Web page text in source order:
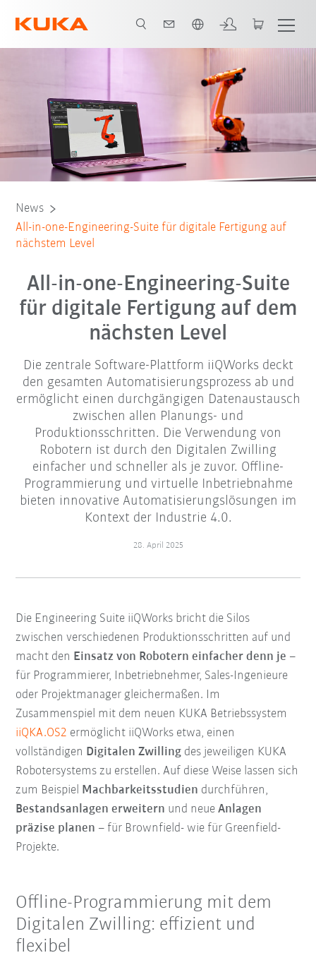
News
All-in-one-Engineering-Suite für digitale Fertigung auf
nächstem Level
All-in-one-Engineering-Suite
für digitale Fertigung auf dem
nächsten Level
Die zentrale Software-Plattform iiQWorks deckt
den gesamten Automatisierungsprozess ab und
ermöglicht einen durchgängigen Datenaustausch
zwischen allen Planungs- und
Produktionsschritten. Die Verwendung von
Robotern ist durch den Digitalen Zwilling
einfacher und schneller als je zuvor. Offline-
Programmierung und virtuelle Inbetriebnahme
bieten innovative Automatisierungslösungen im
Kontext der Industrie 4.0.
28. April 2025
Die Engineering Suite iiQWorks bricht die Silos
zwischen verschiedenen Produktionsschritten auf und
macht den Einsatz von Robotern einfacher denn je –
für Programmierer, Inbetriebnehmer, Sales-Ingenieure
oder Projektmanager gleichermaßen. Im
Zusammenspiel mit dem neuen KUKA Betriebssystem
iiQKA.OS2 ermöglicht iiQWorks etwa, einen
vollständigen Digitalen Zwilling des jeweiligen KUKA
Robotersystems zu erstellen. Auf diese Weise lassen sich
zum Beispiel Machbarkeitsstudien durchführen,
Bestandsanlagen erweitern und neueAnlagen
präzise planen – für Brownfield- wie für Greenfield-
Projekte.
Offline-Programmierung mit dem
Digitalen Zwilling: effizient und
flexibel